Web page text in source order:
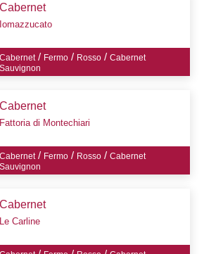
Cabernet
Iomazzucato
Cabernet/ Fermo / Rosso /Cabernet
Sauvignon
Cabernet
Fattoria di Montechiari
Cabernet/ Fermo / Rosso /Cabernet
Sauvignon
Cabernet
Le Carline